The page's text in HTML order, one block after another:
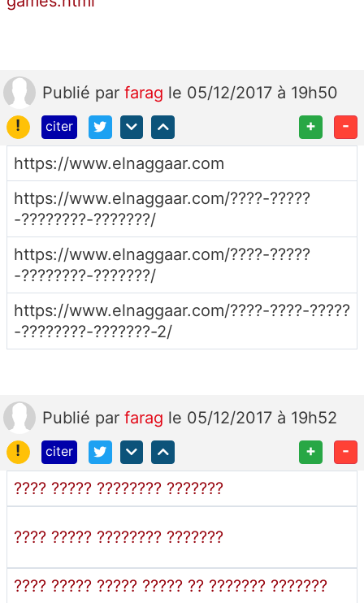
Publié par farag le 05/12/2017 à 19h50
!
citer +
-
https://www.elnaggaar.com
https://www.elnaggaar.com/????-?????
-????????-???????/
https://www.elnaggaar.com/????-?????
-????????-???????/
https://www.elnaggaar.com/????-????-?????
-????????-???????-2/
Publié par farag le 05/12/2017 à 19h52
!
citer +
-
???? ????? ???????? ???????
???? ????? ???????? ???????
???? ????? ????? ????? ?? ??????? ???????